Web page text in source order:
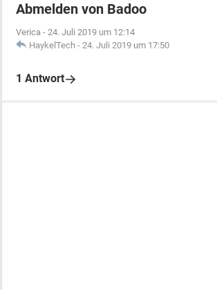
Abmelden von Badoo
Verica - 24. Juli 2019 um 12:14
HaykelTech - 24. Juli 2019 um 17:50
1 Antwort